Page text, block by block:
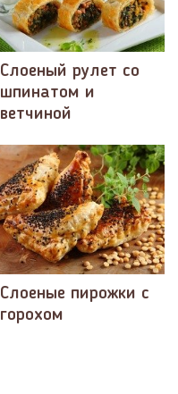
Слоеный рулет со
шпинатом и
ветчиной
Слоеные пирожки с
горохом